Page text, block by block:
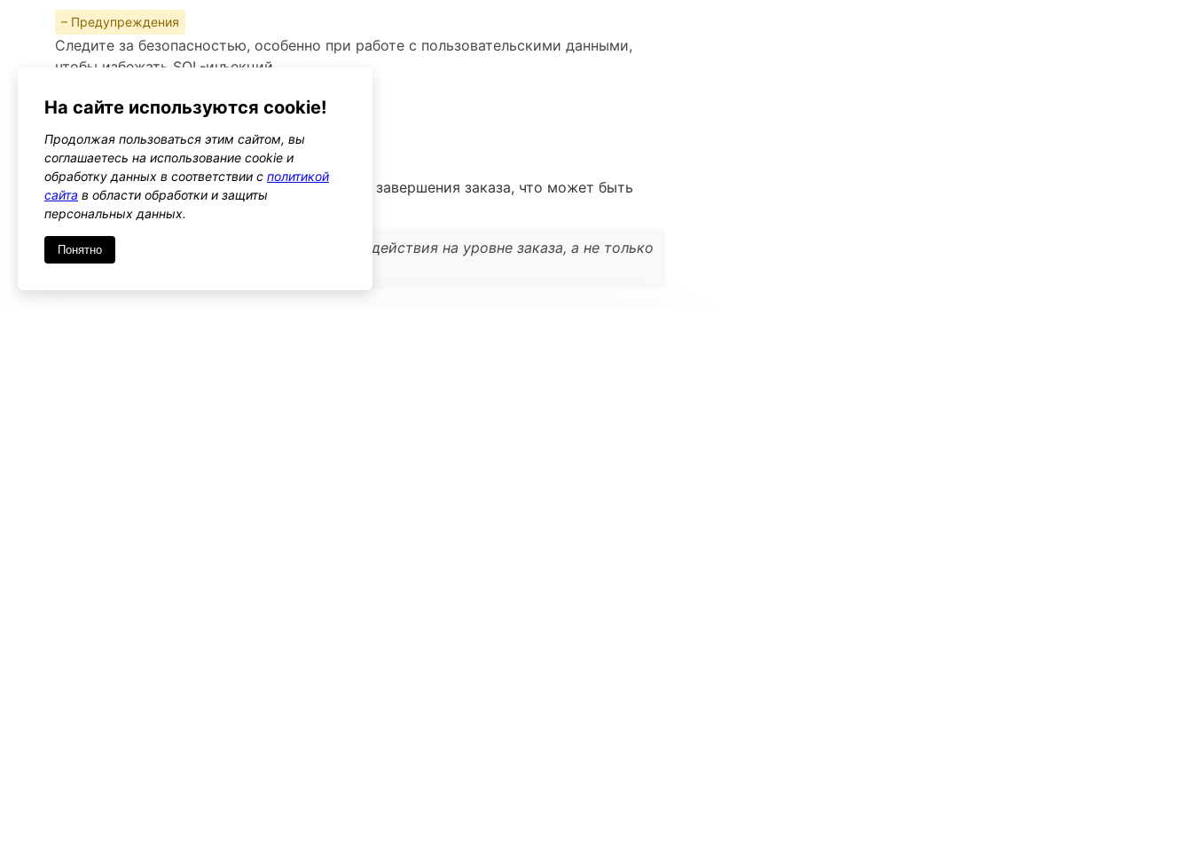
– Предупреждения
Следите за безопасностью, особенно при работе с пользовательскими данными,
чтобы избежать SQL-инъекций
Альтернативы
woocommerce_order_status_completed
Тип: action
Этот хук позволяет выполнять действия после завершения заказа, что может быть
полезно для тех же целей
Используйте его, если вам нужно выполнить действия на уровне заказа, а не только
на уровне скачивания товара
На сайте используются cookie!
Продолжая пользоваться этим сайтом, вы
соглашаетесь на использование cookie и
обработку данных в соответствии с политикой
сайта в области обработки и защиты
персональных данных.
Понятно